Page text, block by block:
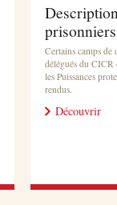
prisonniers
Certains camps de
délégués du CICR
les Puissances
rendus.
Découvrir